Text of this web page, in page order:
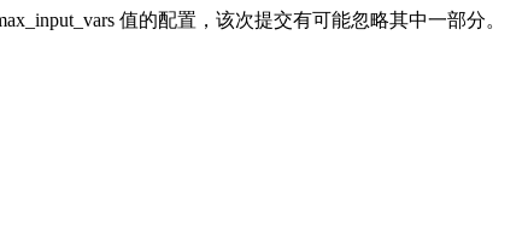
值的配置，该次提交有可能忽略其中一部分。